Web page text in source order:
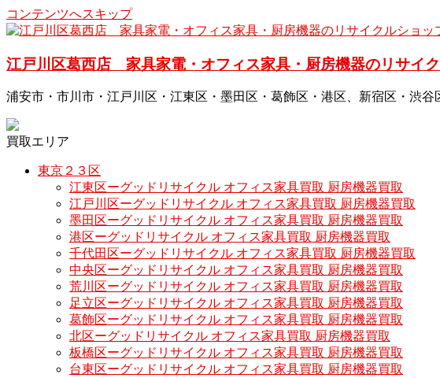
コンテンツへスキップ
江戸川区葛西店 家具家電・オフィス家具・厨房機器のリサイ
浦安市・市川市・江戸川区・江東区・墨田区・葛飾区・港区、新宿区・
買取エリア
東京２３区
江東区ーグッドリサイクル オフィス家具買取 厨房機器買取
江戸川区ーグッドリサイクル オフィス家具買取 厨房機器買取
墨田区ーグッドリサイクル オフィス家具買取 厨房機器買取
港区ーグッドリサイクル オフィス家具買取 厨房機器買取
千代田区ーグッドリサイクル オフィス家具買取 厨房機器買取
中央区ーグッドリサイクル オフィス家具買取 厨房機器買取
荒川区ーグッドリサイクル オフィス家具買取 厨房機器買取
足立区ーグッドリサイクル オフィス家具買取 厨房機器買取
葛飾区ーグッドリサイクル オフィス家具買取 厨房機器買取
北区ーグッドリサイクル オフィス家具買取 厨房機器買取
板橋区ーグッドリサイクル オフィス家具買取 厨房機器買取
台東区ーグッドリサイクル オフィス家具買取 厨房機器買取